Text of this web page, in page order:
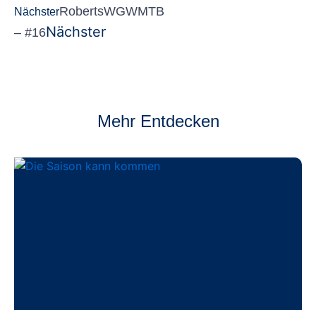
NächsterRobertsWGWMTB
– #16Nächster
Mehr Entdecken